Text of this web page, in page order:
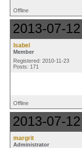
Offline
2013-07-
Isabel
Member
Registered: 2010-11-23
Posts: 171
Offline
2013-07-
margrit
Administrator